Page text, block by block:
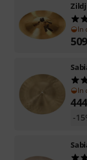
In
509
In
444
-